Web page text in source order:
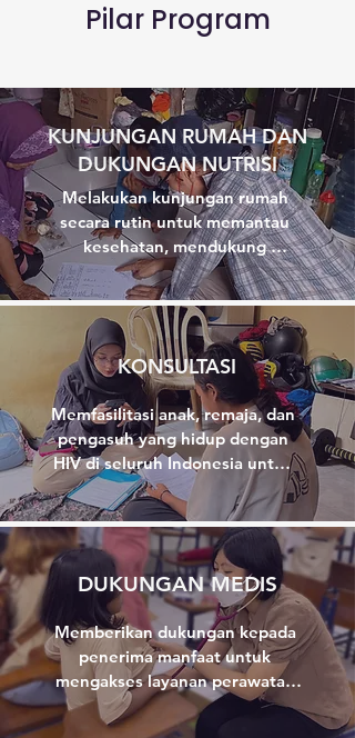
Pilar Program
KUNJUNGAN RUMAH DAN
DUKUNGAN NUTRISI
Melakukan kunjungan rumah
secara rutin untuk memantau
kesehatan, mendukung
kepatuhan terapi ARV,
mengidentifikasi asupan nutrisi,
memberikan dukungan
psikososial, serta edukasi bagi
pengasuh.
KONSULTASI
Memfasilitasi anak, remaja, dan
pengasuh yang hidup dengan
HIV di seluruh Indonesia untuk
mengakses layanan LAP melalui
konsultasi secara tatap muka
dan daring. Melalui konsultasi
ini, tim LAP membagikan
pengetahuan dan
pengalamannya selama 16
tahun bagi mereka yang
membutuhkan.
DUKUNGAN MEDIS
Memberikan dukungan kepada
penerima manfaat untuk
mengakses layanan perawatan
HIV, termasuk pemeriksaan
medis, obat anti-retroviral